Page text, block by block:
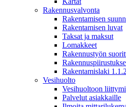
Rakennusvalvonta
Rakentamisen
Rakentamisen luvat
Taksat ja maksut
Lomakkeet
Rakennustyön
Rakentamislaki
Vesihuolto
Vesihuoltoon
Palvelut asiakkaille